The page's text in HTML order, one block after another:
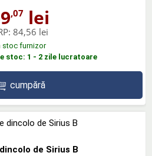
,07 lei
84,56 lei
stoc furnizor
stoc: 1 - 2 zile lucratoare
cumpără
de Sirius B